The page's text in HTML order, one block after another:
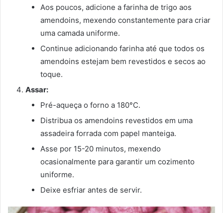
Aos poucos, adicione a farinha de trigo aos
amendoins, mexendo constantemente para criar
uma camada uniforme.
Continue adicionando farinha até que todos os
amendoins estejam bem revestidos e secos ao
toque.
Assar:
Pré-aqueça o forno a 180°C.
Distribua os amendoins revestidos em uma
assadeira forrada com papel manteiga.
Asse por 15-20 minutos, mexendo
ocasionalmente para garantir um cozimento
uniforme.
Deixe esfriar antes de servir.